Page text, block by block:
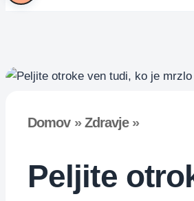
Domov»Zdravje»
Peljite